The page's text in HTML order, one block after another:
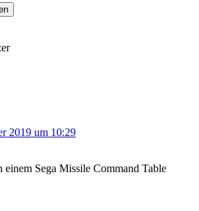
2019 um 10:29
einem Sega Missile Command Table